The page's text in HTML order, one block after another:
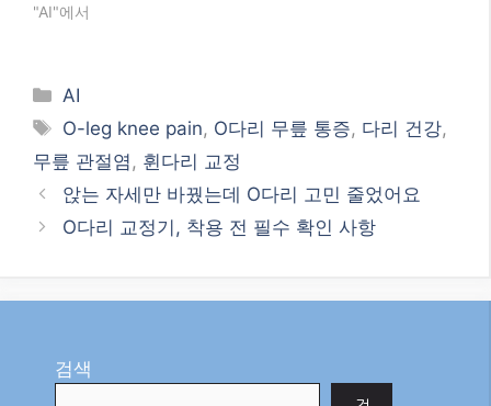
"AI"에서
Categories
AI
Tags
O-leg knee pain, O다리 무릎 통증, 다리 건강,
무릎 관절염 , 휜다리 교정
앉는 자세만 바꿨는데 O다리 고민 줄었어요
O다리 교정기, 착용 전 필수 확인 사항
검색